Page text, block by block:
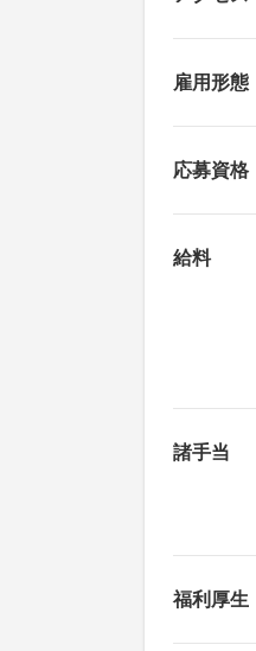
雇用形態
応募資格
給料
諸手当
福利厚生